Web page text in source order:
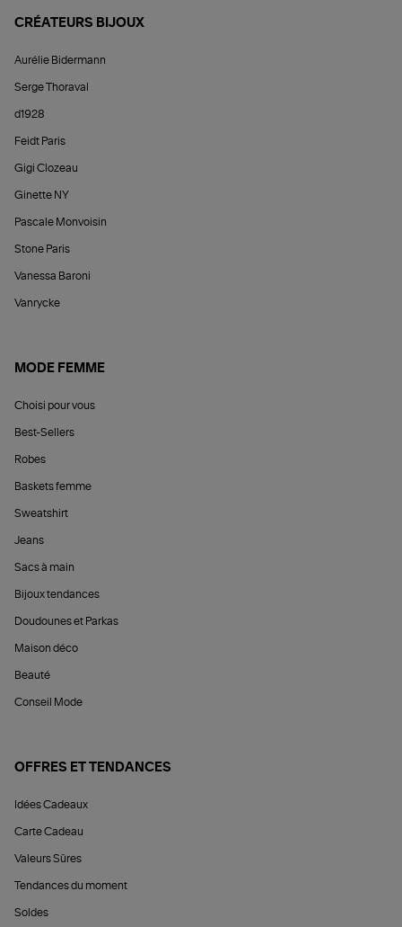
CRÉATEURS BIJOUX
Aurélie Bidermann
Serge Thoraval
d1928
Feidt Paris
Gigi Clozeau
Ginette NY
Pascale Monvoisin
Stone Paris
Vanessa Baroni
Vanrycke
MODE FEMME
Choisi pour vous
Best-Sellers
Robes
Baskets femme
Sweatshirt
Jeans
Sacs à main
Bijoux tendances
Doudounes et Parkas
Maison déco
Beauté
Conseil Mode
OFFRES ET TENDANCES
Idées Cadeaux
Carte Cadeau
Valeurs Sûres
Tendances du moment
Soldes